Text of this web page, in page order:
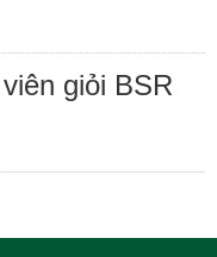
giỏi BSR